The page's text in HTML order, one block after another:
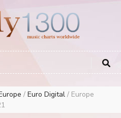
Australia
/ Euro Digital / Europe